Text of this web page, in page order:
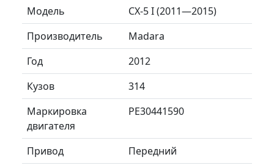
Модель
CX-5 I (2011—2015)
Производитель
Madara
Год
2012
Кузов
314
Маркировка
двигателя
PE30441590
Привод
Передний